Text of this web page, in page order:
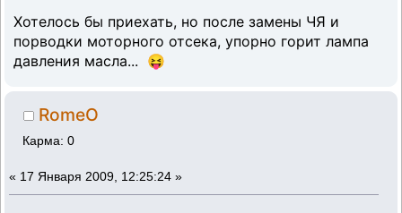
Хотелось бы приехать, но после замены ЧЯ и
порводки моторного отсека, упорно горит лампа
давления масла... 😝
RomeO
Карма: 0
« 17 Января 2009, 12:25:24 »